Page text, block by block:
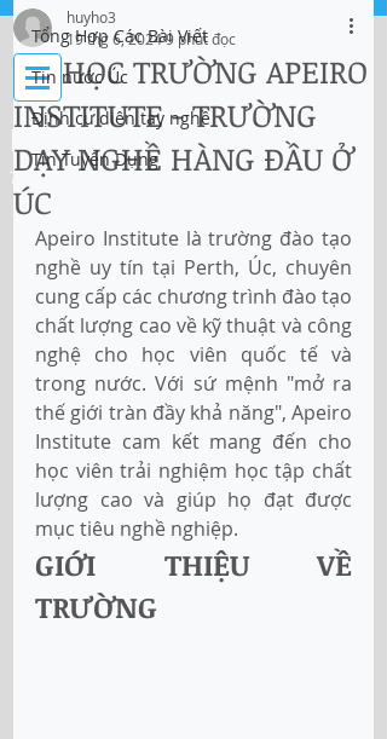
IMMI Centre
Tư vấn Di trú, Doanh Nghiệp và Du Học
Tổng Hợp Các Bài Viết
Tin nước Úc
Định cư diện tay nghề
Tin Tuyển Dụng
DU HỌC TRƯỜNG APEIRO
INSTITUTE - TRƯỜNG
DẠY NGHỀ HÀNG ĐẦU Ở
ÚC
huyho3
19 thg 6, 20249 phút đọc
Apeiro Institute là trường đào tạo
nghề uy tín tại Perth, Úc, chuyên
cung cấp các chương trình đào tạo
chất lượng cao về kỹ thuật và công
nghệ cho học viên quốc tế và
trong nước. Với sứ mệnh "mở ra
thế giới tràn đầy khả năng", Apeiro
Institute cam kết mang đến cho
học viên trải nghiệm học tập chất
lượng cao và giúp họ đạt được
mục tiêu nghề nghiệp.
GIỚI THIỆU VỀ
TRƯỜNG